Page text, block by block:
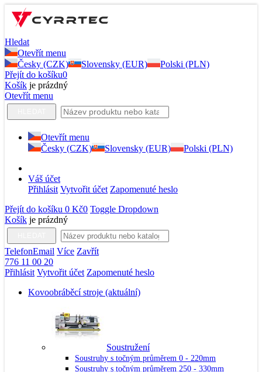
Hledat
Otevřít menu
Česky (CZK)
Slovensky (EUR)
Polski (PLN)
Přejít do košíku0
Košík je prázdný
Otevřít menu
Otevřít menu
Česky (CZK)
Slovensky (EUR) Polski (PLN)
Váš účet
Přihlásit Vytvořit účet Zapomenuté heslo
Přejít do košíku 0 Kč0 Toggle Dropdown
Košík je prázdný
TelefonEmail Více Zavřít
776 11 00 20
Přihlásit Vytvořit účet Zapomenuté heslo
Kovoobráběcí stroje (aktuální)
Soustružení
Soustruhy s točným průměrem 0 - 220mm
Soustruhy s točným průměrem 250 - 330mm